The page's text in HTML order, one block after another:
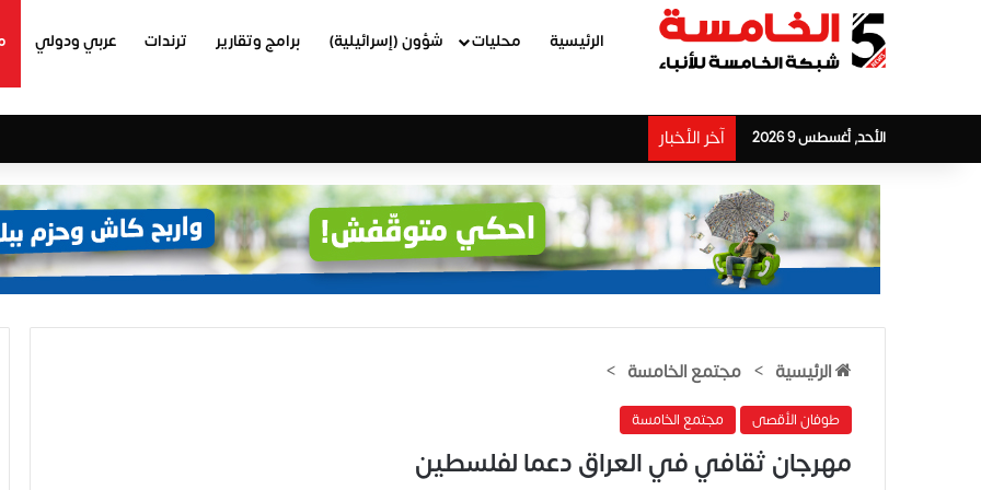
الرئيسية محليات شؤون (إسرائيلية) برامج وتقارير ترندات عربي ودولي
الأحد, أغسطس 9 2026 آخر الأخبار
الرئيسية > مجتمع الخامسة >
طوفان الأقصى مجتمع الخامسة
مهرجان ثقافي في العراق دعما لفلسطين